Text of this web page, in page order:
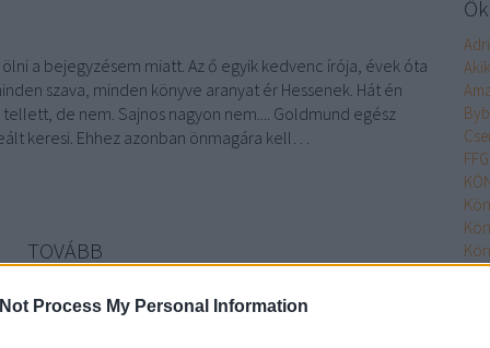
Process My Personal Information
a bejegyzésem miatt. Az ő egyik kedvenc írója, évek óta
szava, minden könyve aranyat ér Hessenek. Hát én
de nem. Sajnos nagyon nem.... Goldmund egész
keresi. Ehhez azonban önmagára kell…
TOVÁBB